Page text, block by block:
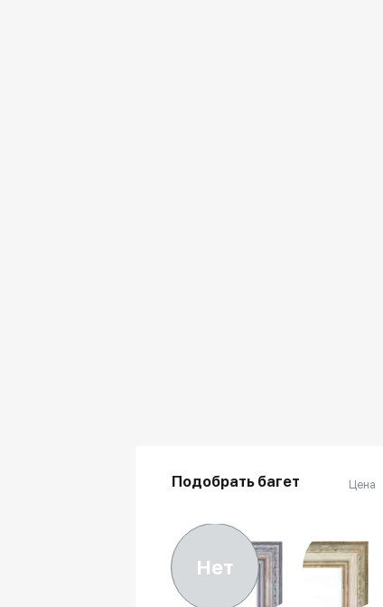
Подобрать багет Цена
Нет